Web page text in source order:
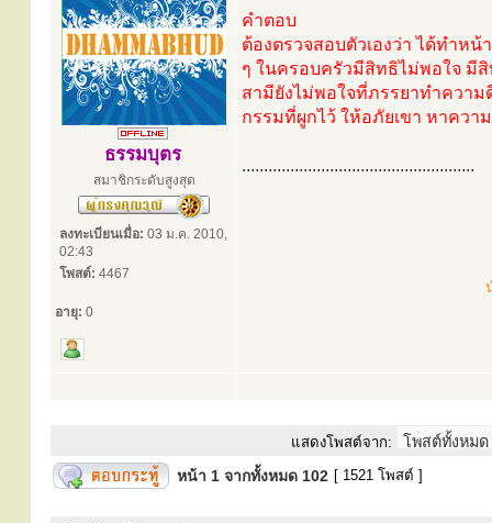
ธรรมบุตร
สมาชิกระดับสูงสุด
ลงทะเบียนเมื่อ: 03 ม.ค. 2010,
02:43
โพสต์: 4467
อายุ: 0
คำตอบ
ต้องตรวจสอบตัวเองว่า ได้ทำห
ๆ ในครอบครัวมีสิทธิไม่พอใจ มี
สามียังไม่พอใจที่ภรรยาทำความ
กรรมที่ผูกไว้ ให้อภัยเขา หาควา
.....................................................
แสดงโพสต์จาก:
หน้า 1 จากทั้งหมด 102 [ 1521 โพสต์ ]